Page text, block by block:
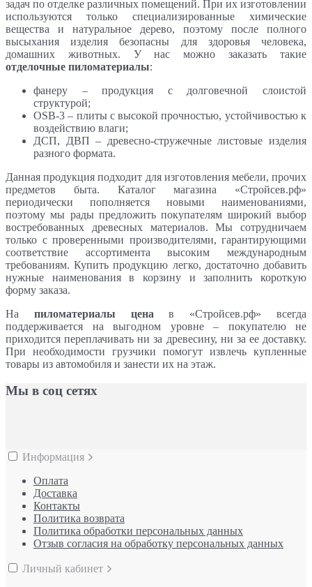
задач по отделке различных помещений. При их изготовлении
используются только специализированные химические
вещества и натуральное дерево, поэтому после полного
высыхания изделия безопасны для здоровья человека,
домашних животных. У нас можно заказать такие
отделочные пиломатериалы:
фанеру – продукция с долговечной слоистой
структурой;
OSB-3 – плиты с высокой прочностью, устойчивостью к
воздействию влаги;
ДСП, ДВП – древесно-стружечные листовые изделия
разного формата.
Данная продукция подходит для изготовления мебели, прочих
предметов быта. Каталог магазина «Стройсев.рф»
периодически пополняется новыми наименованиями,
поэтому мы рады предложить покупателям широкий выбор
востребованных древесных материалов. Мы сотрудничаем
только с проверенными производителями, гарантирующими
соответствие ассортимента высоким международным
требованиям. Купить продукцию легко, достаточно добавить
нужные наименования в корзину и заполнить короткую
форму заказа.
На пиломатериалы ценав «Стройсев.рф» всегда
поддерживается на выгодном уровне – покупателю не
приходится переплачивать ни за древесину, ни за ее доставку.
При необходимости грузчики помогут извлечь купленные
товары из автомобиля и занести их на этаж.
Мы в соц сетях
Информация
Оплата
Доставка
Контакты
Политика возврата
Политика обработки персональных данных
Отзыв согласия на обработку персональных данных
Личный кабинет